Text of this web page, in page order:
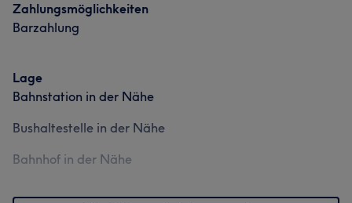
Zahlungsmöglichkeiten
Barzahlung
Lage
Bahnstation in der Nähe
Bushaltestelle in der Nähe
Bahnhof in der Nähe